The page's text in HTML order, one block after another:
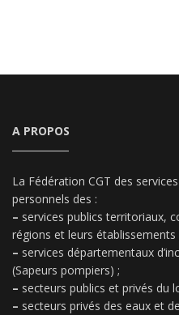
A PROPOS
La Fédération CGT des
personnels des :
– services publics territoriaux,
régions et leurs établissements
– services départementaux
(Sapeurs pompiers) ;
– secteurs publics et privés du
– secteurs privés des eaux et